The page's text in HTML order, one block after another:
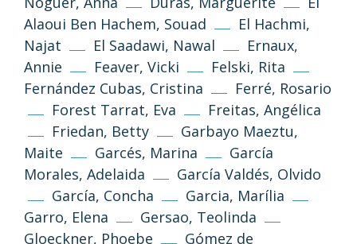
Alaoui Ben Hachem, Souad
El Hachmi,
Najat
El Saadawi, Nawal
Ernaux,
Annie
Feaver, Vicki
Felski, Rita
Fernández Cubas, Cristina
Ferré, Rosario
Forest Tarrat, Eva
Freitas, Angélica
Friedan, Betty
Garbayo Maeztu,
Maite
Garcés, Marina
García
Morales, Adelaida
García Valdés, Olvido
García, Concha
Garcia, Marília
Garro, Elena
Gersao, Teolinda
Gloeckner, Phoebe
Gómez de